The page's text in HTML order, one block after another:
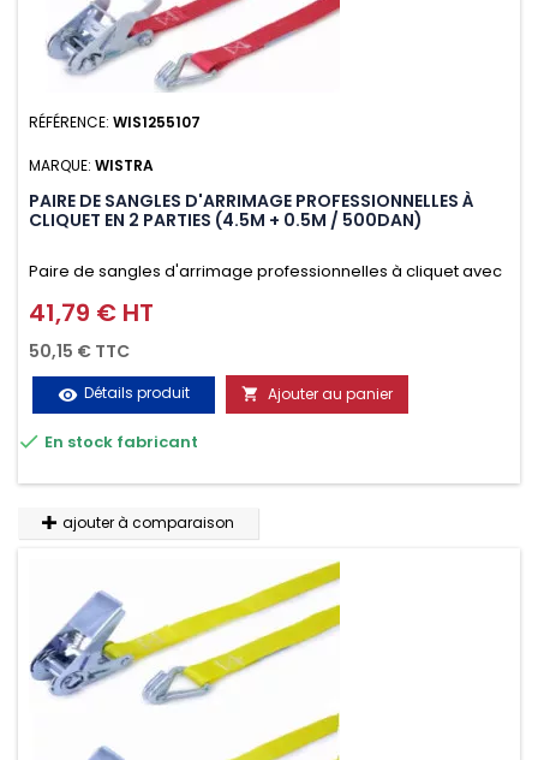
RÉFÉRENCE: WIS1255107
MARQUE: WISTRA
PAIRE DE SANGLES D'ARRIMAGE PROFESSIONNELLES À
CLIQUET EN 2 PARTIES (4.5M + 0.5M / 500DAN)
Paire de sangles d'arrimage professionnelles à cliquet avec
crochet en 2 parties (4.5M + 0.5M / 500daN), simple et rapide
d'utilisation. Permet d'arrimer et de sécuriser vos
chargements pendant le transport. Matière polyester très
résistante aux UV et aux variations de températures,
n'absorbe pas l'eau.
Prix
41,79 € HT
50,15 € TTC
visibility Détails produit  Ajouter au panier
 En stock fabricant
ajouter à comparaison